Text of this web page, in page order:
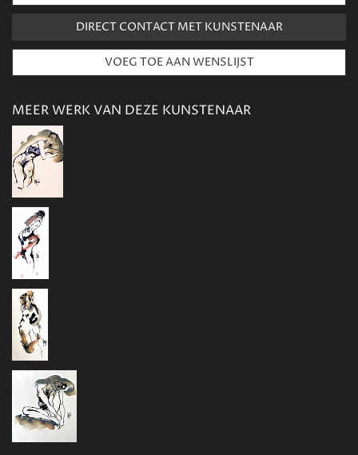
DIRECT CONTACT MET KUNSTENAAR
MEER WERK VAN DEZE KUNSTENAAR